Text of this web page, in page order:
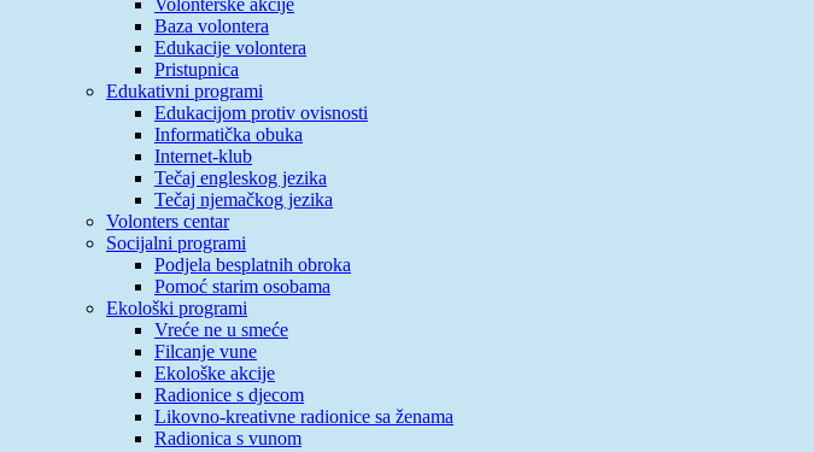
Baza volontera
Edukacije volontera
Pristupnica
Edukativni programi
Edukacijom protiv ovisnosti
Informatička obuka
Internet-klub
Tečaj engleskog jezika
Tečaj njemačkog jezika
Volonters centar
Socijalni programi
Podjela besplatnih obroka
Pomoć starim osobama
Ekološki programi
Vreće ne u smeće
Filcanje vune
Ekološke akcije
Radionice s djecom
Likovno-kreativne radionice sa ženama
Radionica s vunom